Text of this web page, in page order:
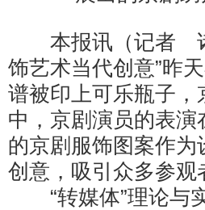
本报讯（记者 诸
饰艺术当代创意”昨
谱被印上可乐瓶子
中，京剧演员的表
的京剧服饰图案作
创意，吸引众多参观
“转媒体”理论与